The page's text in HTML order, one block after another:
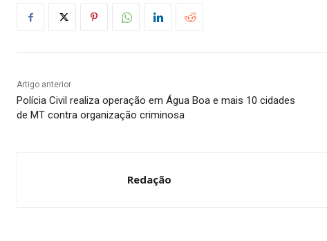
Artigo anterior
Polícia Civil realiza operação em Água Boa e mais 10 cidades
de MT contra organização criminosa
Redação